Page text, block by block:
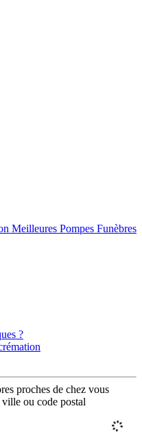
Meilleures Pompes Funèbres
?
proches de chez vous
ou code postal